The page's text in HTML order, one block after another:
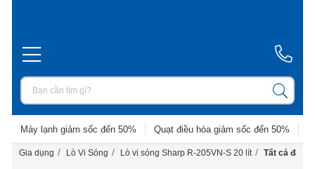
Máy lạnh giảm sốc đến 50% Quạt điều hòa giảm sốc đến 50%
Gia dụng / Lò Vi Sóng / Lò vi sóng Sharp R-205VN-S 20 lít / Tất cả đánh